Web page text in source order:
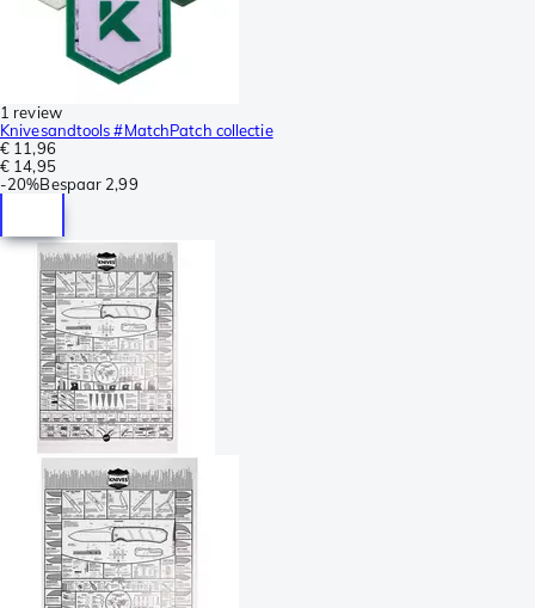
1 review
Knivesandtools #MatchPatch collectie
€ 11,96
€ 14,95
-20%Bespaar 2,99